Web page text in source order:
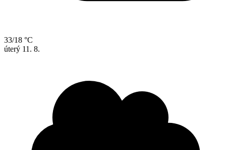
33/18 °C
úterý 11. 8.